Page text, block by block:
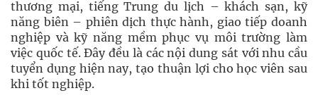
thương mại, tiếng Trung du lịch – khách sạn, kỹ
năng biên – phiên dịch thực hành, giao tiếp doanh
nghiệp và kỹ năng mềm phục vụ môi trường làm
việc quốc tế. Đây đều là các nội dung sát với nhu cầu
tuyển dụng hiện nay, tạo thuận lợi cho học viên sau
khi tốt nghiệp.